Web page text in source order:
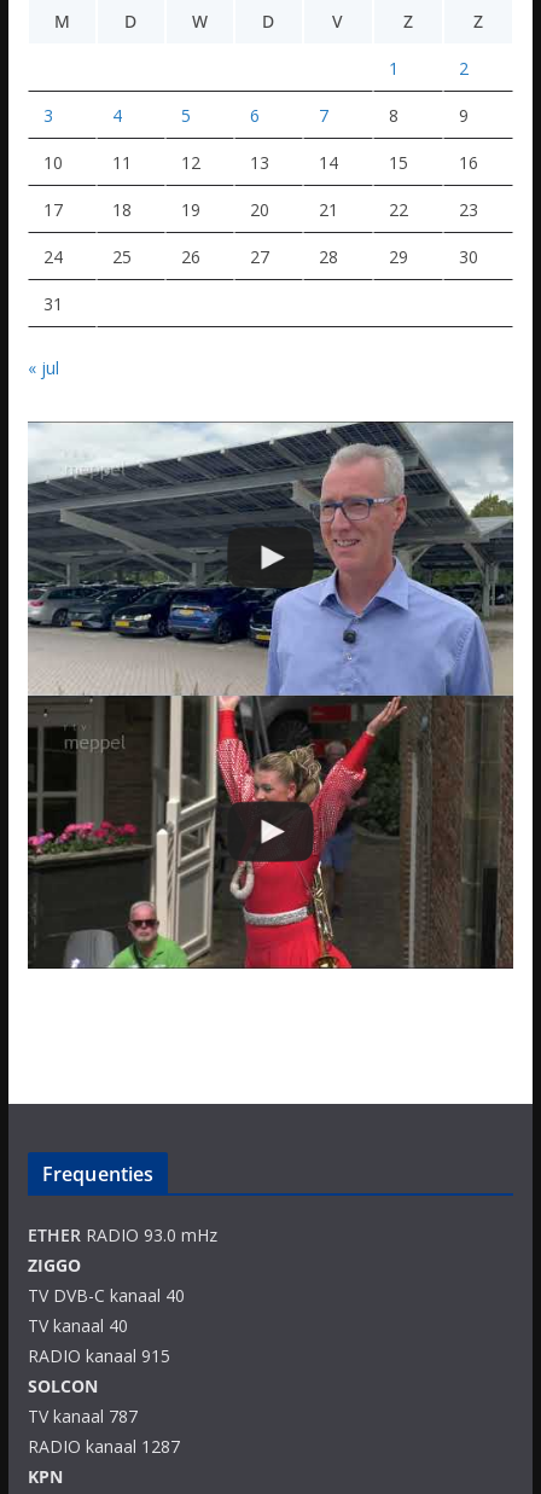
M
D W D V Z Z
1 2
3 4 5 6 7 8 9
10 11 12 13 14 15 16
17 18 19 20 21 22 23
24 25 26 27 28 29 30
31
« jul
Frequenties
ETHERRADIO 93.0 mHz
ZIGGO
TV DVB-C kanaal 40
TV kanaal 40
RADIO kanaal 915
SOLCON
TV kanaal 787
RADIO kanaal 1287
KPN